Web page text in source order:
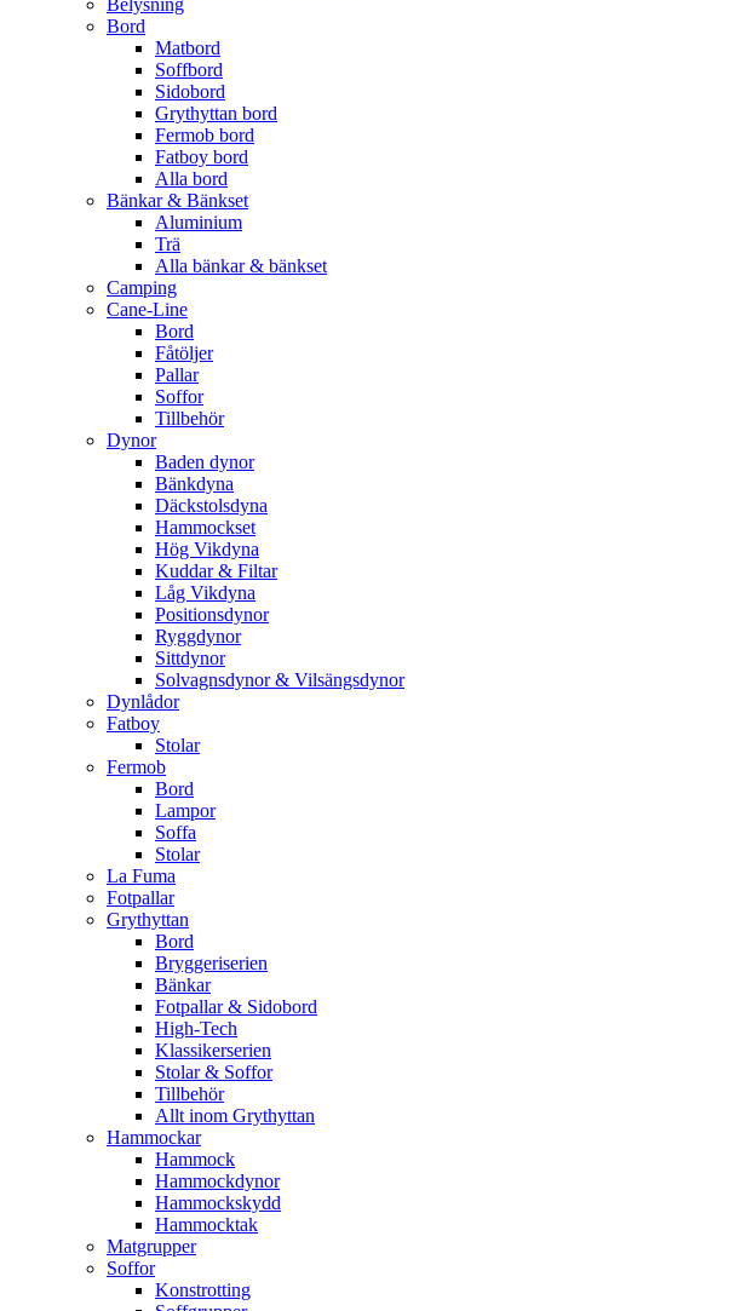
Belysning
Bord
Matbord
Soffbord
Sidobord
Grythyttan bord
Fermob bord
Fatboy bord
Alla bord
Bänkar & Bänkset
Aluminium
Trä
Alla bänkar & bänkset
Camping
Cane-Line
Bord
Fåtöljer
Pallar
Soffor
Tillbehör
Dynor
Baden dynor
Bänkdyna
Däckstolsdyna
Hammockset
Hög Vikdyna
Kuddar & Filtar
Låg Vikdyna
Positionsdynor
Ryggdynor
Sittdynor
Solvagnsdynor & Vilsängsdynor
Dynlådor
Fatboy
Stolar
Fermob
Bord
Lampor
Soffa
Stolar
La Fuma
Fotpallar
Grythyttan
Bord
Bryggeriserien
Bänkar
Fotpallar & Sidobord
High-Tech
Klassikerserien
Stolar & Soffor
Tillbehör
Allt inom Grythyttan
Hammockar
Hammock
Hammockdynor
Hammockskydd
Hammocktak
Matgrupper
Soffor
Konstrotting